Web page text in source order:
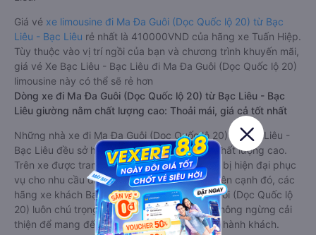
Giá vé xe limousine đi Ma Đa Guôi (Dọc Quốc lộ 20) từ Bạc
Liêu - Bạc Liêu rẻ nhất là 410000VND của hãng xe Tuấn Hiệp.
Tùy thuộc vào vị trí ngồi của bạn và chương trình khuyến mãi,
giá vé Xe Bạc Liêu - Bạc Liêu đi Ma Đa Guôi (Dọc Quốc lộ 20)
limousine này có thể sẽ rẻ hơn
Dòng xe đi Ma Đa Guôi (Dọc Quốc lộ 20) từ Bạc Liêu - Bạc
Liêu giường nằm chất lượng cao: Thoải mái, giá cả tốt nhất
Những nhà xe đi Ma Đa Guôi (Dọc Quốc lộ 20) từ Bạc Liêu -
Bạc Liêu đều sở hữu những xe giường nằm chất lượng cao.
Trên xe được trang bị đầy đủ các trang thiết bị hiện đại phục
vụ cho nhu cầu di chuyển của hành khách. Bên cạnh đó, các
hãng xe khách Bạc Liêu - Bạc Liêu Ma Đa Guôi (Dọc Quốc lộ
20) luôn chú trọng đến chất lượng dịch vụ, không ngừng cải
thiện để mang đến trải nghiệm hoàn hảo cho hành khách.